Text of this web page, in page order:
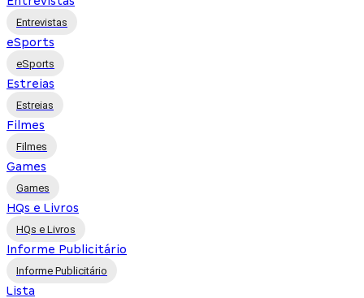
Entrevistas
eSports
eSports
Estreias
Estreias
Filmes
Filmes
Games
Games
HQs e Livros
HQs e Livros
Informe Publicitário
Informe Publicitário
Lista